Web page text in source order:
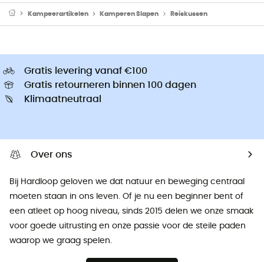
Kampeerartikelen Kamperen Slapen Reiskussen
Gratis levering vanaf €100
Gratis retourneren binnen 100 dagen
Klimaatneutraal
Over ons
Bij Hardloop geloven we dat natuur en beweging centraal
moeten staan ​​in ons leven. Of je nu een beginner bent of
een atleet op hoog niveau, sinds 2015 delen we onze smaak
voor goede uitrusting en onze passie voor de steile paden
waarop we graag spelen.